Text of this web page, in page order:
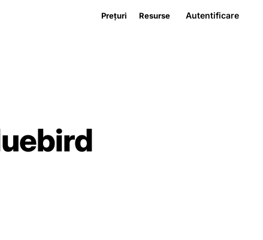
Prețuri Resurse Autentificare